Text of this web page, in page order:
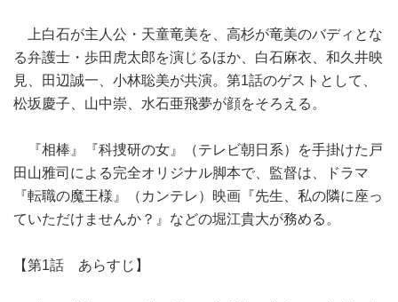
上白石が主人公・天童竜美を、高杉が竜美のバディとな
る弁護士・歩田虎太郎を演じるほか、白石麻衣、和久井映
見、田辺誠一、小林聡美が共演。第1話のゲストとして、
松坂慶子、山中崇、水石亜飛夢が顔をそろえる。
『相棒』『科捜研の女』（テレビ朝日系）を手掛けた戸
田山雅司による完全オリジナル脚本で、監督は、ドラマ
『転職の魔王様』（カンテレ）映画『先生、私の隣に座っ
ていただけませんか？』などの堀江貴大が務める。
【第1話 あらすじ】